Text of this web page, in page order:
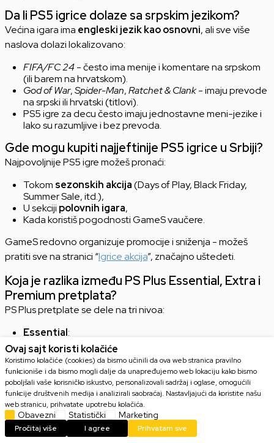
Da li PS5 igrice dolaze sa srpskim jezikom?
Većina igara ima engleski jezik kao osnovni, ali sve više
naslova dolazi lokalizovano:
FIFA/FC 24- često ima menije i komentare na srpskom
(ili barem na hrvatskom).
God of War,Spider-Man,Ratchet & Clank- imaju prevode
na srpski ili hrvatski (titlovi).
PS5 igre za decu često imaju jednostavne meni-jezike i
lako su razumljive i bez prevoda.
Gde mogu kupiti najjeftinije PS5 igrice u Srbiji?
Najpovoljnije PS5 igre možeš pronaći:
Tokom sezonskih akcija(Days of Play, Black Friday,
Summer Sale, itd.),
U sekciji polovnih igara,
Kada koristiš pogodnosti GameS vaučere.
GameS redovno organizuje promocije i sniženja - možeš
pratiti sve na stranici “Igrice akcija”, značajno uštedeti.
Koja je razlika između PS Plus Essential, Extra i
Premium pretplata?
PS Plus pretplate se dele na tri nivoa:
Essential:
Online multiplayer
Mesečne besplatne PS5 igre
Ekskluzivni popusti
Cloud storage
Extra:
Sve iz Essential paketa
Katalog PS5 i PS4 igara za preuzimanje
Premium :
Sve iz Extra paketa
Ovaj sajt koristi kolačiće
Koristimo kolačiće (cookies) da bismo učinili da ova web stranica pravilno
funkcioniše i da bismo mogli dalje da unapređujemo web lokaciju kako bismo
poboljšali vaše korisničko iskustvo, personalizovali sadržaj i oglase, omogućili
funkcije društvenih medija i analizirali saobraćaj. Nastavljajući da koristite našu
web stranicu, prihvatate upotrebu kolačića.
Obavezni Statistički Marketing
Pročitaj više I agree Prihvatam sve